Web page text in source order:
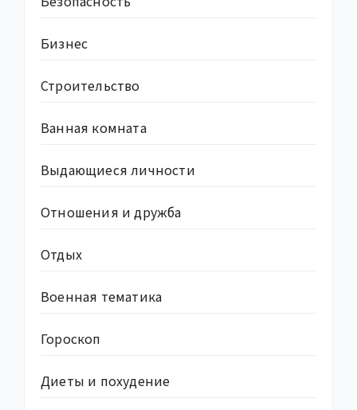
Бизнес
Строительство
Ванная комната
Выдающиеся личности
Отношения и дружба
Отдых
Военная тематика
Гороскоп
Диеты и похудение